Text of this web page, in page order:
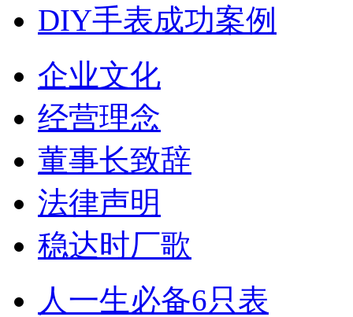
DIY手表成功案例
企业文化
经营理念
董事长致辞
法律声明
稳达时厂歌
人一生必备6只表